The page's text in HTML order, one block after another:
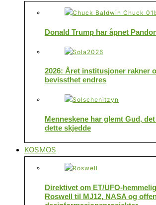
Donald Trump har åpnet
2026: Året institusjoner rakner
bevissthet endres
Menneskene har glemt Gud,
dette skjedde
KOSMOS
Direktivet om ET/UFO-
Roswell til MJ12, NASA og